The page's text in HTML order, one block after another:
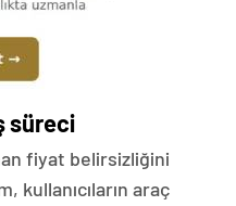
süreci
fiyat belirsizliğini
kullanıcıların araç